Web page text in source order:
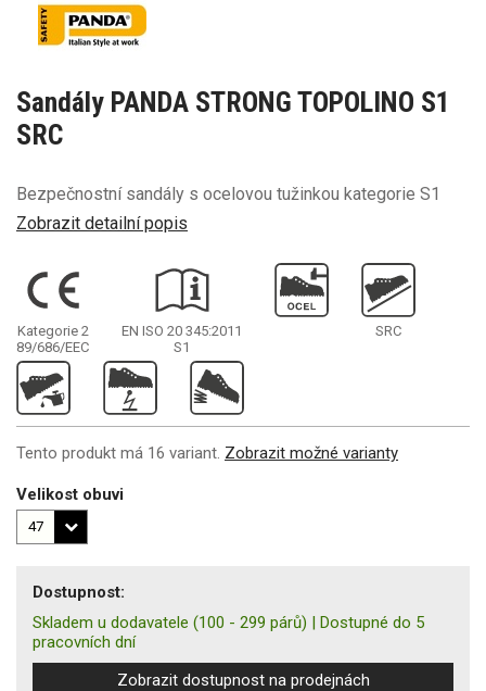
Sandály PANDA STRONG TOPOLINO S1
SRC
Bezpečnostní sandály s ocelovou tužinkou kategorie S1
Zobrazit detailní popis
Kategorie 2
89/686/EEC
EN ISO 20 345:2011
S1
SRC
Tento produkt má 16 variant. Zobrazit možné varianty
Velikost obuvi
Dostupnost:
Skladem u dodavatele (100 - 299 párů) | Dostupné do 5
pracovních dní
Zobrazit dostupnost na prodejnách